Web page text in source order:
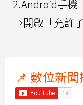
2.Android手
→開啟「允許子
📌 數位新聞